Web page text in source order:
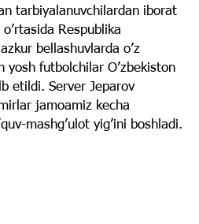
tarbiyalanuvchilardan iborat
Respublika
bellashuvlarda o’z
futbolchilar O’zbekiston
etildi. Server Jeparov
jamoamiz kecha
mashg’ulot yig’ini boshladi.